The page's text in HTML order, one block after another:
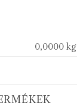
0,0000 kg